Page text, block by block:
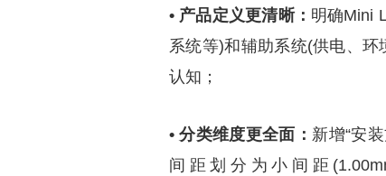
• 产品定义更清晰： 明确Mini
系统等)和辅助系统(供电、环
认知；
• 分类维度更全面： 新增“安
间距划分为小间距